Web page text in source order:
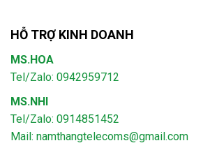
HỖ TRỢ KINH DOANH
MS.HOA
Tel/Zalo: 0942959712
MS.NHI
Tel/Zalo: 0914851452
Mail: namthangtelecoms@gmail.com